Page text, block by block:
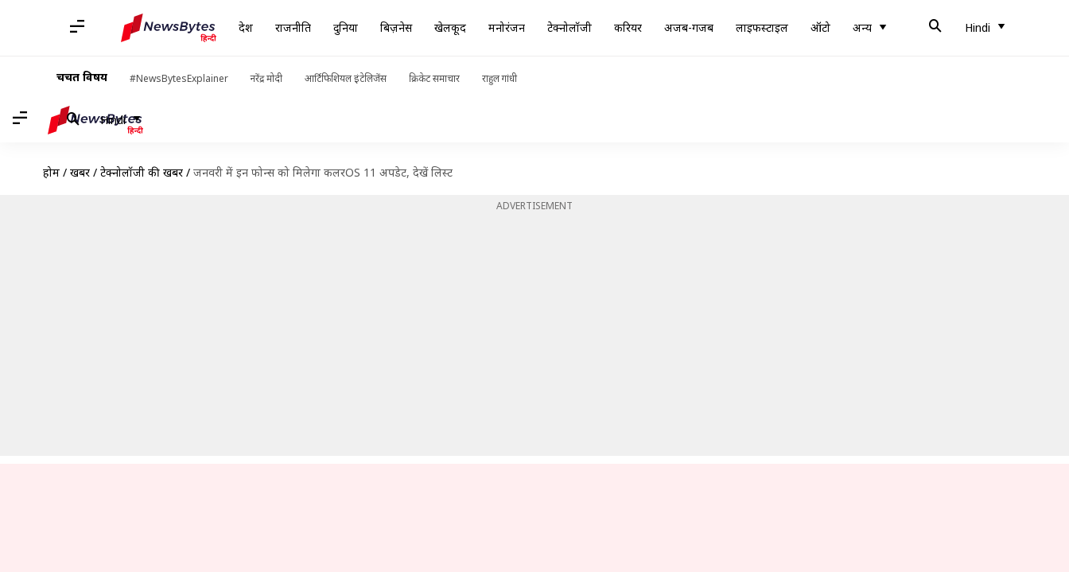
देश राजनीति दुनिया बिज़नेस खेलकूद मनोरंजन टेक्नोलॉजी करियर अजब-गजब लाइफस्टाइल ऑटो अन्य Hindi
चर्चित विषय #NewsBytesExplainer नरेंद्र मोदी आर्टिफिशियल इंटेलिजेंस क्रिकेट समाचार राहुल गांधी
Hindi
होम / खबरें / टेक्नोलॉजी की खबरें / जनवरी में इन फोन्स को मिलेगा कलरOS 11 अपडेट, देखें लिस्ट
ADVERTISEMENT